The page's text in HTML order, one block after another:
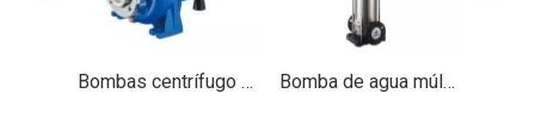
Bombas centrífugo （hnf） Bomba de agua múltiple vertical